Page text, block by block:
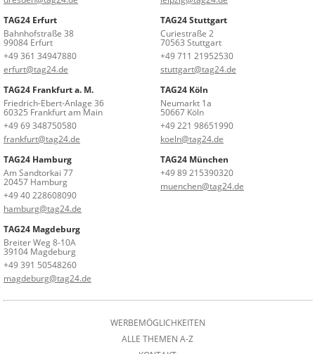
TAG24 Erfurt
Bahnhofstraße 38
99084 Erfurt
+49 361 34947880
erfurt@tag24.de
TAG24 Stuttgart
Curiestraße 2
70563 Stuttgart
+49 711 21952530
stuttgart@tag24.de
TAG24 Frankfurt a. M.
Friedrich-Ebert-Anlage 36
60325 Frankfurt am Main
+49 69 348750580
frankfurt@tag24.de
TAG24 Köln
Neumarkt 1a
50667 Köln
+49 221 98651990
koeln@tag24.de
TAG24 Hamburg
Am Sandtorkai 77
20457 Hamburg
+49 40 228608090
hamburg@tag24.de
TAG24 München
+49 89 215390320
muenchen@tag24.de
TAG24 Magdeburg
Breiter Weg 8-10A
39104 Magdeburg
+49 391 50548260
magdeburg@tag24.de
WERBEMÖGLICHKEITEN
ALLE THEMEN A-Z